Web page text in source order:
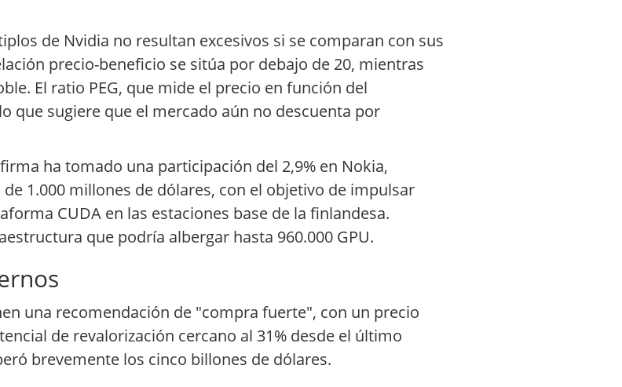
de Nvidia no resultan excesivos si se comparan con sus
precio-beneficio se sitúa por debajo de 20, mientras
El ratio PEG, que mide el precio en función del
que sugiere que el mercado aún no descuenta por
ha tomado una participación del 2,9% en Nokia,
1.000 millones de dólares, con el objetivo de impulsar
CUDA en las estaciones base de la finlandesa.
que podría albergar hasta 960.000 GPU.
una recomendación de "compra fuerte", con un precio
de revalorización cercano al 31% desde el último
brevemente los cinco billones de dólares.